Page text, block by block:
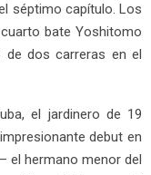
séptimo capítulo. Los
bate Yoshitomo
de dos carreras en el
el jardinero de 19
debut en
el hermano menor del